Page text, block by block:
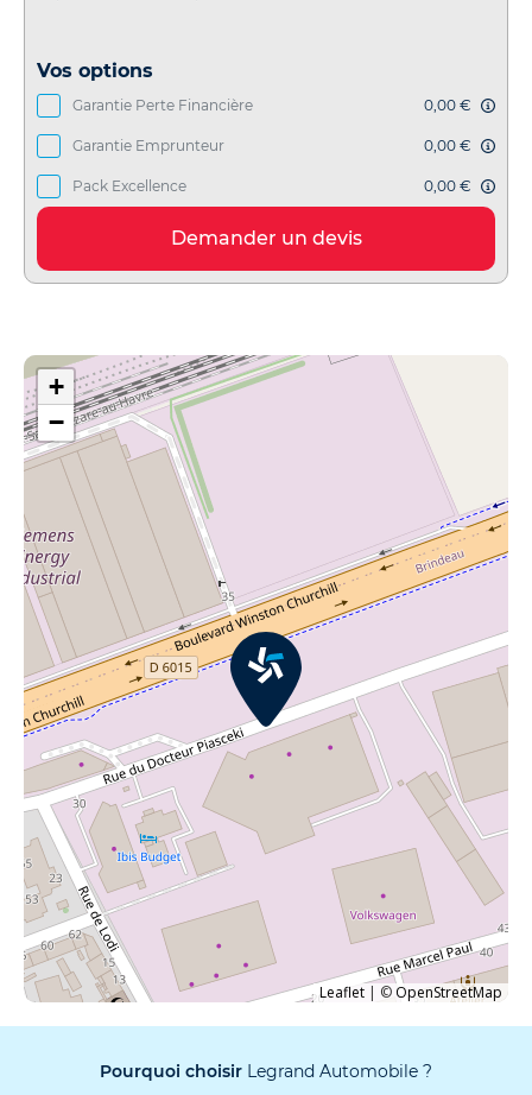
Vos options
Garantie Perte Financière 0,00 €
Garantie Emprunteur 0,00 €
Pack Excellence 0,00 €
Demander un devis
+
−
Leaflet | © OpenStreetMap
Pourquoi choisir Legrand Automobile ?